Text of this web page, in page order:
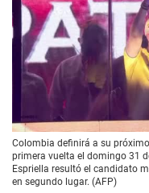
00:00/01:57
Colombia definirá a su
primera vuelta el domingo 31
Espriella resultó el candidato
en segundo lugar. (AFP)